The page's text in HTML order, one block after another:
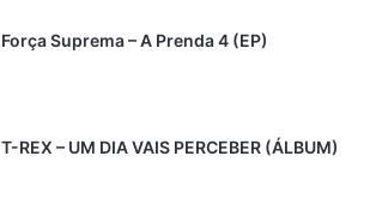
Força Suprema – A Prenda 4 (EP)
T-REX – UM DIA VAIS PERCEBER (ÁLBUM)